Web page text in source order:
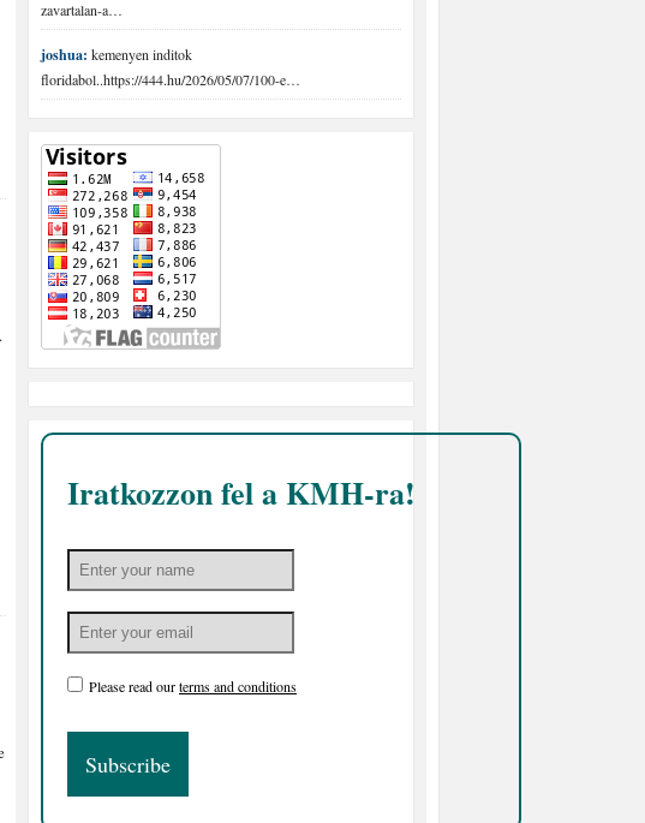
zavartalan-a…
joshua: kemenyen inditok
floridabol..https://444.hu/2026/05/07/100-e…
Iratkozzon fel a KMH-ra!
Please read ourterms and conditions